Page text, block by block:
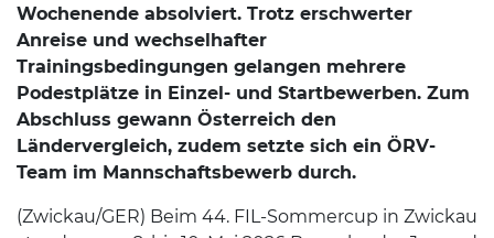
Wochenende absolviert. Trotz erschwerter
Anreise und wechselhafter
Trainingsbedingungen gelangen mehrere
Podestplätze in Einzel- und Startbewerben. Zum
Abschluss gewann Österreich den
Ländervergleich, zudem setzte sich ein ÖRV-
Team im Mannschaftsbewerb durch.
(Zwickau/GER) Beim 44. FIL-Sommercup in Zwickau